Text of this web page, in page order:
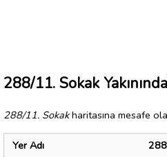
288/11. Sokak
288/11. Sokakharitasına mesafe
Yer Adı